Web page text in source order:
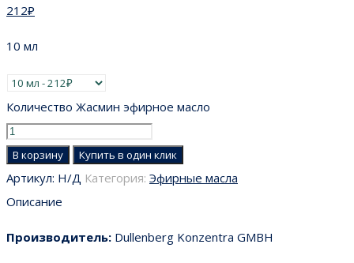
212₽
10 мл
Количество Жасмин эфирное масло
В корзину Купить в один клик
Артикул: Н/Д Категория: Эфирные масла
Описание
Производитель: Dullenberg Konzentra GMBH